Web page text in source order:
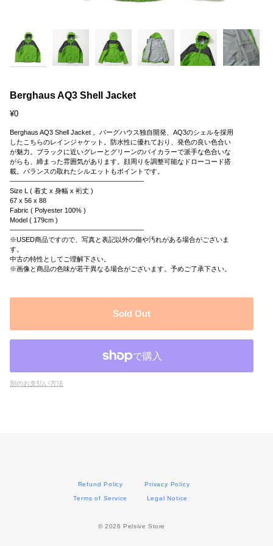
¥0
Berghaus AQ3 Shell Jacket
Berghaus AQ3 Shell Jacket 。バーグハウス独自開発、AQ3のシェルを採用
したこちらのレインジャケット。防水性に優れており、発色の良い色合い
が魅力。ブラックに近いグレーとグリーンのバイカラーで派手な色合いな
がらも、締まった雰囲気があります。顔周りを調整可能なドローコード搭
載。バランスの取れたシルエットもポイントです。
————————————————————
Size L ( 着丈 x 身幅 x 裄丈 )
67 x 56 x 88
Fabric ( Polyester 100% )
Model ( 179cm )
————————————————————
※USED商品ですので、写真と表記以外の傷や汚れがある場合がございま
す。
中古の特性としてご理解下さい。
※画像と商品の色味が若干異なる場合がございます。予めご了承下さい。
Sold Out
別のお支払い方法
Refund Policy Privacy Policy
Terms of Service Legal Notice
©︎ 2026 Pelsive Store